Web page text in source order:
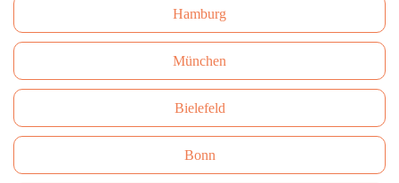
Hamburg
München
Bielefeld
Bonn